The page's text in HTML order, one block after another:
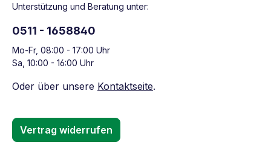
Unterstützung und Beratung unter:
0511 - 1658840
Mo-Fr, 08:00 - 17:00 Uhr
Sa, 10:00 - 16:00 Uhr
Oder über unsere Kontaktseite.
Vertrag widerrufen